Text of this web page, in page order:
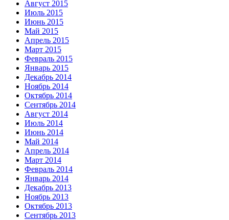
Август 2015
Июль 2015
Июнь 2015
Май 2015
Апрель 2015
Март 2015
Февраль 2015
Январь 2015
Декабрь 2014
Ноябрь 2014
Октябрь 2014
Сентябрь 2014
Август 2014
Июль 2014
Июнь 2014
Май 2014
Апрель 2014
Март 2014
Февраль 2014
Январь 2014
Декабрь 2013
Ноябрь 2013
Октябрь 2013
Сентябрь 2013